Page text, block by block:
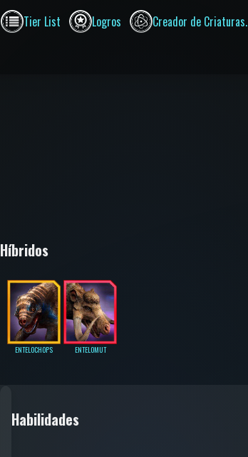
Tier List Logros Creador de Criaturas.
Híbridos
ENTELOCHOPS ENTELOMUT
Habilidades